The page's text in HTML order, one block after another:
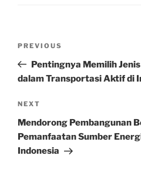
Previous
Post
PREVIOUS
Pentingnya Memilih
dalam Transportasi Aktif di
Next
Post
NEXT
Mendorong Pembangunan
Pemanfaatan Sumber
Indonesia